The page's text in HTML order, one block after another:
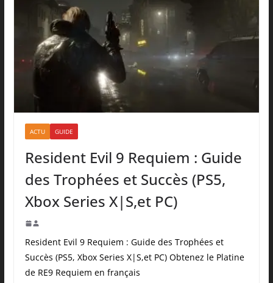
ACTU GUIDE
Resident Evil 9 Requiem : Guide
des Trophées et Succès (PS5,
Xbox Series X|S,et PC)
Resident Evil 9 Requiem : Guide des Trophées et
Succès (PS5, Xbox Series X|S,et PC) Obtenez le Platine
de RE9 Requiem en français